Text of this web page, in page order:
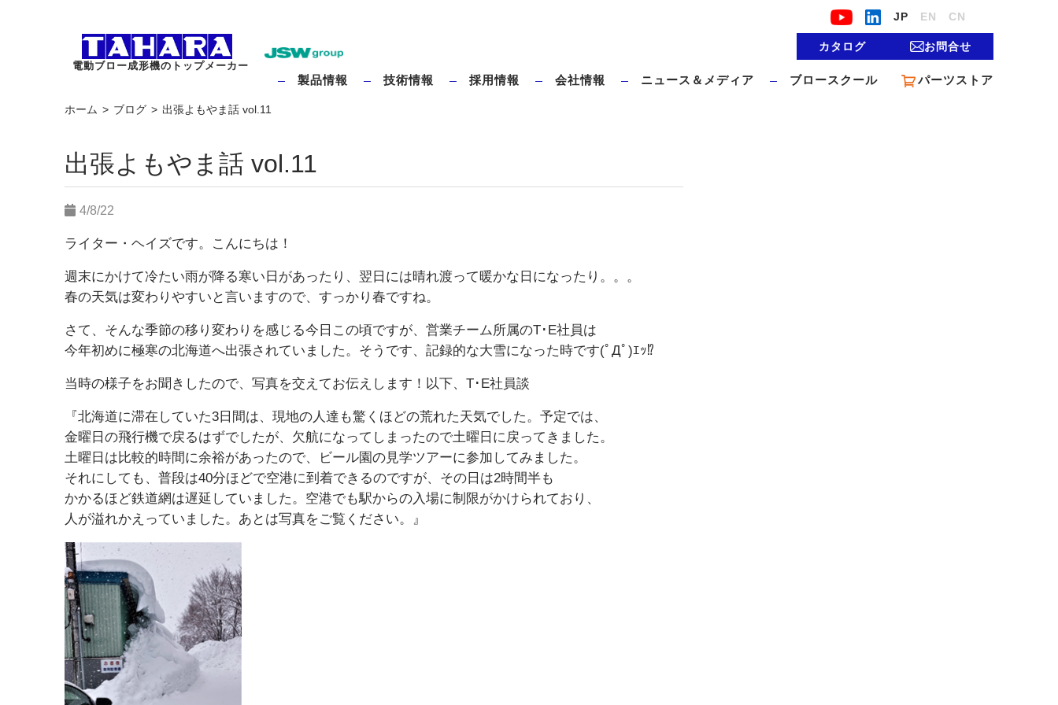
JP EN CN
電動ブロー成形機のトップメーカー
カタログ お問合せ
製品情報 技術情報 採用情報 会社情報 ニュース＆メディア ブロースクール パーツストア
ホーム ブログ 出張よもやま話 vol.11
出張よもやま話 vol.11
4/8/22
ライター・ヘイズです。こんにちは！
週末にかけて冷たい雨が降る寒い日があったり、翌日には晴れ渡って暖かな日になったり。。。
春の天気は変わりやすいと言いますので、すっかり春ですね。
さて、そんな季節の移り変わりを感じる今日この頃ですが、営業チーム所属のT･E社員は
今年初めに極寒の北海道へ出張されていました。そうです、記録的な大雪になった時です(ﾟДﾟ)ｴｯ⁉
当時の様子をお聞きしたので、写真を交えてお伝えします！以下、T･E社員談
『北海道に滞在していた3日間は、現地の人達も驚くほどの荒れた天気でした。予定では、
金曜日の飛行機で戻るはずでしたが、欠航になってしまったので土曜日に戻ってきました。
土曜日は比較的時間に余裕があったので、ビール園の見学ツアーに参加してみました。
それにしても、普段は40分ほどで空港に到着できるのですが、その日は2時間半も
かかるほど鉄道網は遅延していました。空港でも駅からの入場に制限がかけられており、
人が溢れかえっていました。あとは写真をご覧ください。』